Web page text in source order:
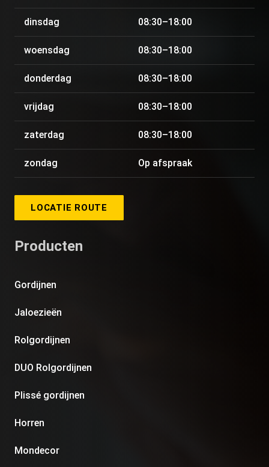
dinsdag 08:30–18:00
woensdag 08:30–18:00
donderdag 08:30–18:00
vrijdag 08:30–18:00
zaterdag 08:30–18:00
zondag Op afspraak
LOCATIE ROUTE
Producten
Gordijnen
Jaloezieën
Rolgordijnen
DUO Rolgordijnen
Plissé gordijnen
Horren
Mondecor